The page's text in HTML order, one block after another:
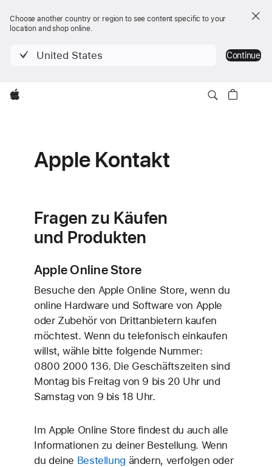
Choose another country or region to see content specific to your
location and shop online.
United States Continue
Apple
Apple Kontakt
Fragen zu Käufen
und Produkten
Apple Online Store
Besuche den Apple Online Store, wenn du
online Hardware und Software von Apple
oder Zubehör von Drittanbietern kaufen
möchtest. Wenn du telefonisch einkaufen
willst, wähle bitte folgende Nummer:
0800 2000 136. Die Geschäfts­zeiten sind
Montag bis Freitag von 9 bis 20 Uhr und
Samstag von 9 bis 18 Uhr.
Im Apple Online Store findest du auch alle
Informationen zu deiner Bestellung. Wenn
du deine Bestellung ändern, verfolgen oder